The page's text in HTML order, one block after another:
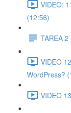
VIDEO:
(12:56)
TAREA 2
VIDEO
WordPress?
VIDEO